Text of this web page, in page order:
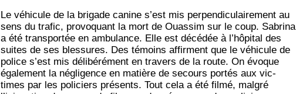
Le véhi­cule de la bri­gade canine s’est mis per­pen­di­cu­lai­re­ment au
sens du tra­fic, pro­vo­quant la mort de Ouas­sim sur le coup. Sabri­na
a été trans­por­tée en ambu­lance. Elle est décé­dée à l’hôpital des
suites de ses bles­sures. Des témoins affirment que le véhi­cule de
police s’est mis déli­bé­ré­ment en tra­vers de la route. On évoque
éga­le­ment la négli­gence en matière de secours por­tés aux vic­
times par les poli­ciers pré­sents. Tout cela a été fil­mé, mal­gré